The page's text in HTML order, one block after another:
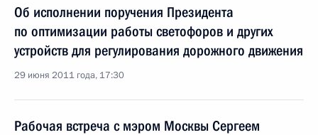
Об исполнении поручения Президента
по оптимизации работы светофоров и других
устройств для регулирования дорожного движения
29 июня 2011 года, 17:30
Рабочая встреча с мэром Москвы Сергеем